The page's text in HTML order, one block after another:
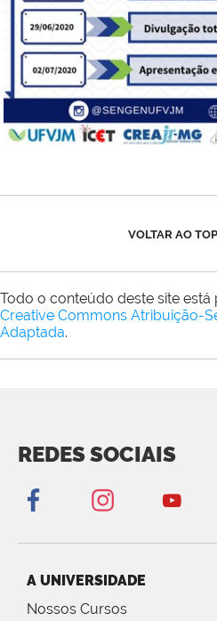
VOLTAR AO
Todo o conteúdo deste site
Creative Commons Atribuição-
Adaptada.
REDES SOCIAIS
A UNIVERSIDADE
Nossos Cursos